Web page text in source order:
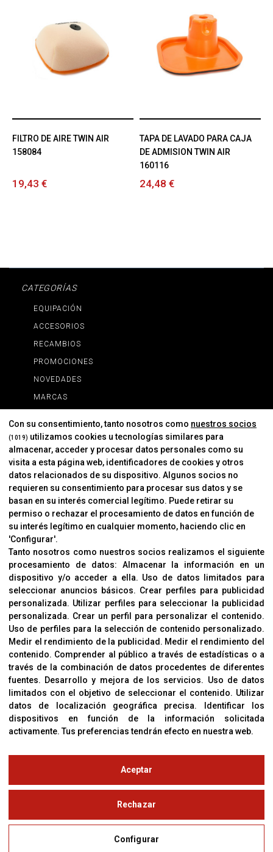
FILTRO DE AIRE TWIN AIR
158084
19,43 €
TAPA DE LAVADO PARA CAJA
DE ADMISION TWIN AIR
160116
24,48 €
CATEGORÍAS
EQUIPACIÓN
ACCESORIOS
RECAMBIOS
PROMOCIONES
NOVEDADES
MARCAS
INFORMACIÓN
Contacto
Cambios Y Devoluciones
CORVER
Aviso Legal
Sobre Nosotros
Cookies
Política De Privacidad
OFICINAS
C/ Coneixement 5, 08850
CONTACTO
T. (+34) 93 638 38 60
Email: corver@corver.es
© Copyright 2019
Con su consentimiento, tanto nosotros como nuestros socios
(1019) utilizamos cookies u tecnologías similares para
almacenar, acceder y procesar datos personales como su
visita a esta página web, identificadores de cookies y otros
datos relacionados de su dispositivo. Algunos socios no
requieren su consentimiento para procesar sus datos y se
basan en su interés comercial legítimo. Puede retirar su
permiso o rechazar el procesamiento de datos en función de
su interés legítimo en cualquier momento, haciendo clic en
'Configurar'.
Tanto nosotros como nuestros socios realizamos el siguiente
procesamiento de datos: Almacenar la información en un
dispositivo y/o acceder a ella. Uso de datos limitados para
seleccionar anuncios básicos. Crear perfiles para publicidad
personalizada. Utilizar perfiles para seleccionar la publicidad
personalizada. Crear un perfil para personalizar el contenido.
Uso de perfiles para la selección de contenido personalizado.
Medir el rendimiento de la publicidad . Medir el rendimiento del
contenido. Comprender al público a través de estadísticas o a
través de la combinación de datos procedentes de diferentes
fuentes. Desarrollo y mejora de los servicios. Uso de datos
limitados con el objetivo de seleccionar el contenido. Utilizar
datos de localización geográfica precisa.
Identificar los
dispositivos en función de la información solicitada
activamente.Tus preferencias tendrán efecto en nuestra web.
Configurar
Rechazar
Aceptar
Aviso Legal
Política de Privacidad y Cookies